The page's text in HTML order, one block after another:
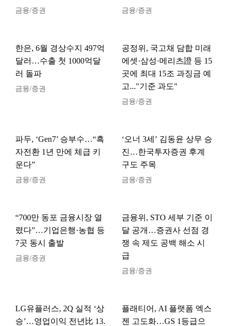
금융/증권 금융/증권
한은, 6월 경상수지 497억
달러…수출 첫 1000억달
러 돌파
금융/증권
공정위, 국고채 담합 미래
에셋·삼성·메리츠證 등 15
곳에 최대 15조 과징금 예
고..."기준 과도"
금융/증권
파두, ‘Gen7’ 승부수…“흑
자전환 1년 만에 체급 키
운다”
금융/증권
‘오너 3세’ 김동윤 상무 승
진…한국투자증권 후계
구도 주목
금융/증권
“700만 동포 금융시장 열
렸다”…기업은행·농협 등
7곳 동시 출발
금융/증권
금융위, STO 세부 기준 이
달 공개…증권사 선점 경
쟁 속 제도 공백 해소 시
급
금융/증권
LG유플러스, 2Q 실적 ‘상
승’…영업이익 전년比 13.
플래티어, AI 플랫폼 엑스
젠 고도화…GS 1등급으